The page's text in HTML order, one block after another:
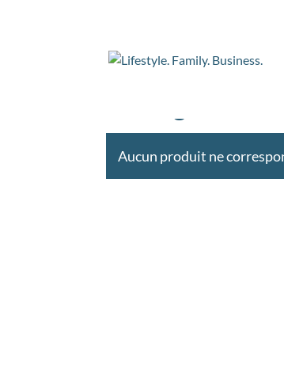
Accueil/ Produits identifiés
Aucun produit ne